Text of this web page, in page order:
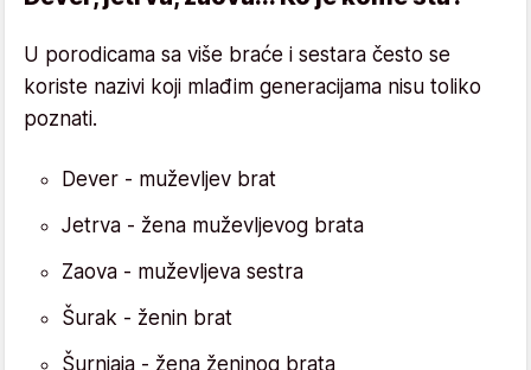
U porodicama sa više braće i sestara često se
koriste nazivi koji mlađim generacijama nisu toliko
poznati.
Dever - muževljev brat
Jetrva - žena muževljevog brata
Zaova - muževljeva sestra
Šurak - ženin brat
Šurnjaja - žena ženinog brata